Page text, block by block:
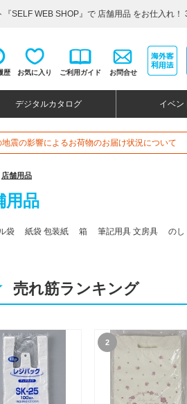
SELF WEB SHOP』で 店舗用品 をお仕入れ！
歴 お気に入り ご利用ガイド お問合せ
デジタルカタログ イベン
地震の影響によるお荷物のお届け状況について
店舗用品
用品
ル袋 紙袋 包装紙 箱 筆記用具 文房具 の
売れ筋ランキング
2